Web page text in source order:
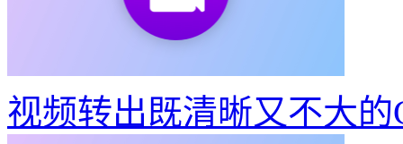
视频转出既清晰又不大的